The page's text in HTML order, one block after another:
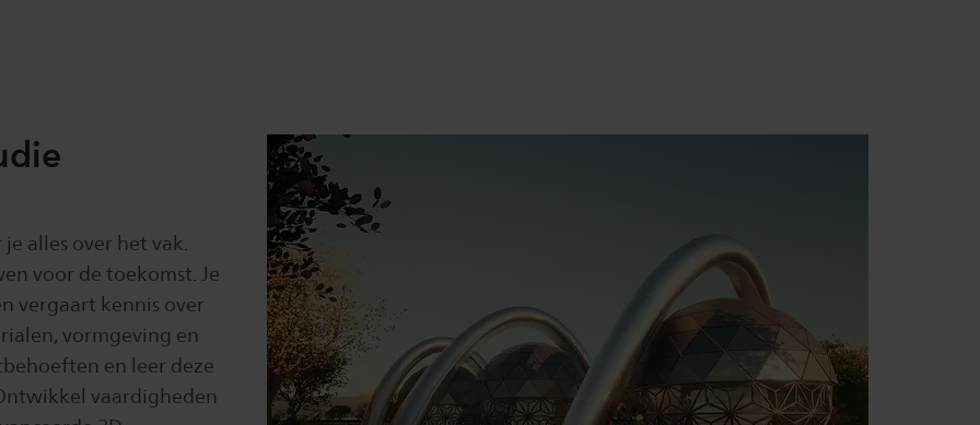
alles over het vak.
voor de toekomst. Je
vergaart kennis over
vormgeving en
en leer deze
vaardigheden